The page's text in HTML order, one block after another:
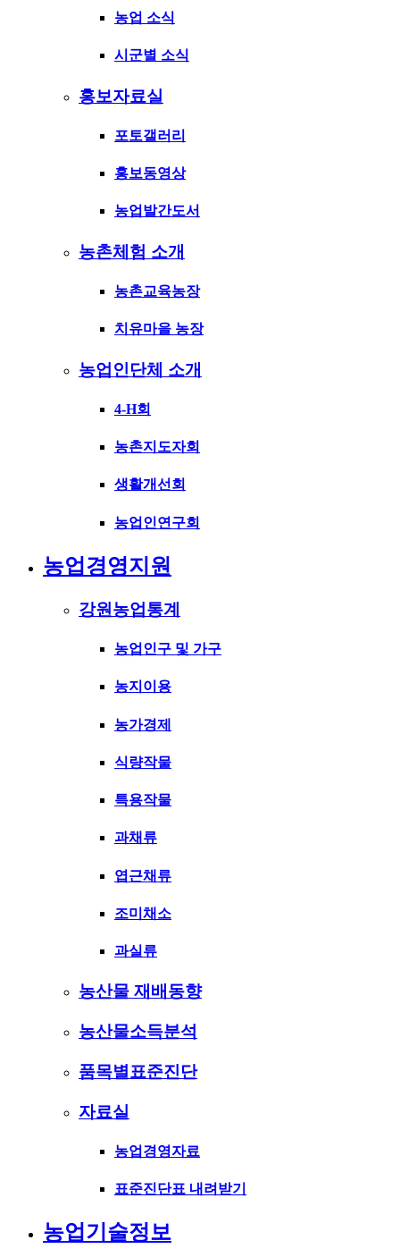
농업 소식
시군별 소식
홍보자료실
포토갤러리
홍보동영상
농업발간도서
농촌체험 소개
농촌교육농장
치유마을 농장
농업인단체 소개
4-H회
농촌지도자회
생활개선회
농업인연구회
농업경영지원
강원농업통계
농업인구 및 가구
농지이용
농가경제
식량작물
특용작물
과채류
엽근채류
조미채소
과실류
농산물 재배동향
농산물소득분석
품목별표준진단
자료실
농업경영자료
표준진단표 내려받기
농업기술정보